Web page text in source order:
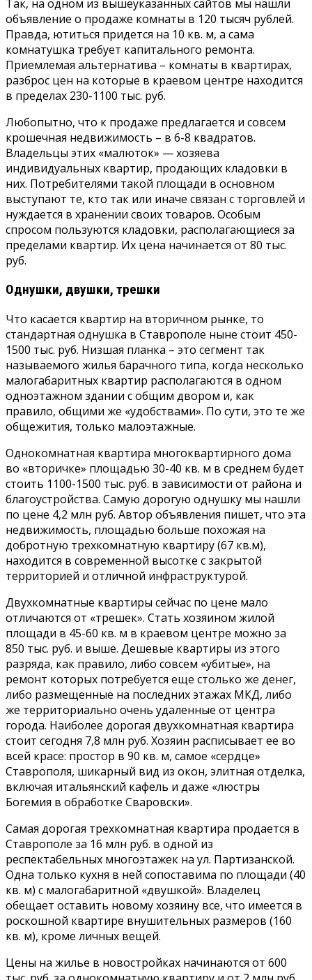
Так, на одном из вышеуказанных сайтов мы нашли
объявление о продаже комнаты в 120 тысяч рублей.
Правда, ютиться придется на 10 кв. м, а сама
комнатушка требует капитального ремонта.
Приемлемая альтернатива – комнаты в квартирах,
разброс цен на которые в краевом центре находится
в пределах 230-1100 тыс. руб.
Любопытно, что к продаже предлагается и совсем
крошечная недвижимость – в 6-8 квадратов.
Владельцы этих «малюток» — хозяева
индивидуальных квартир, продающих кладовки в
них. Потребителями такой площади в основном
выступают те, кто так или иначе связан с торговлей и
нуждается в хранении своих товаров. Особым
спросом пользуются кладовки, располагающиеся за
пределами квартир. Их цена начинается от 80 тыс.
руб.
Однушки, двушки, трешки
Что касается квартир на вторичном рынке, то
стандартная однушка в Ставрополе ныне стоит 450-
1500 тыс. руб. Низшая планка – это сегмент так
называемого жилья барачного типа, когда несколько
малогабаритных квартир располагаются в одном
одноэтажном здании с общим двором и, как
правило, общими же «удобствами». По сути, это те же
общежития, только малоэтажные.
Однокомнатная квартира многоквартирного дома
во «вторичке» площадью 30-40 кв. м в среднем будет
стоить 1100-1500 тыс. руб. в зависимости от района и
благоустройства. Самую дорогую однушку мы нашли
по цене 4,2 млн руб. Автор объявления пишет, что эта
недвижимость, площадью больше похожая на
добротную трехкомнатную квартиру (67 кв.м),
находится в современной высотке с закрытой
территорией и отличной инфраструктурой.
Двухкомнатные квартиры сейчас по цене мало
отличаются от «трешек». Стать хозяином жилой
площади в 45-60 кв. м в краевом центре можно за
850 тыс. руб. и выше. Дешевые квартиры из этого
разряда, как правило, либо совсем «убитые», на
ремонт которых потребуется еще столько же денег,
либо размещенные на последних этажах МКД, либо
же территориально очень удаленные от центра
города. Наиболее дорогая двухкомнатная квартира
стоит сегодня 7,8 млн руб. Хозяин расписывает ее во
всей красе: простор в 90 кв. м, самое «сердце»
Ставрополя, шикарный вид из окон, элитная отделка,
включая итальянский кафель и даже «люстры
Богемия в обработке Сваровски».
Самая дорогая трехкомнатная квартира продается в
Ставрополе за 16 млн руб. в одной из
респектабельных многоэтажек на ул. Партизанской.
Одна только кухня в ней сопоставима по площади (40
кв. м) с малогабаритной «двушкой». Владелец
обещает оставить новому хозяину все, что имеется в
роскошной квартире внушительных размеров (160
кв. м), кроме личных вещей.
Цены на жилье в новостройках начинаются от 600